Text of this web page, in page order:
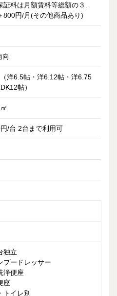
証料は月額賃料等総額の３.
800円/月(その他商品あり)
向
洋6.5帖・洋6.12帖・洋6.75
帖）
/台 2台まで利用可
独立
プードレッサー
浄便座
座
トイレ別